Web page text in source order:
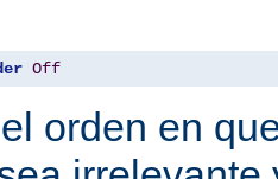
Off
orden en